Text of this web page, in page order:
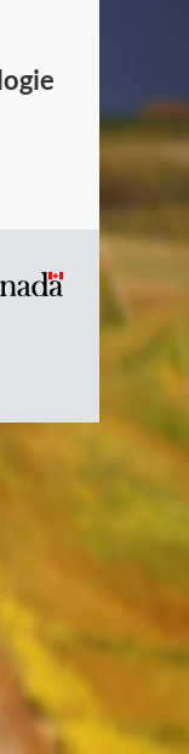
Symbole
Canada